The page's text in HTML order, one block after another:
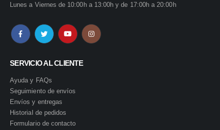
Lunes a Viernes de 10:00h a 13:00h y de 17:00h a 20:00h
SERVICIO AL CLIENTE
Ayuda y FAQs
Seguimiento de envíos
Envíos y entregas
Historial de pedidos
Formulario de contacto